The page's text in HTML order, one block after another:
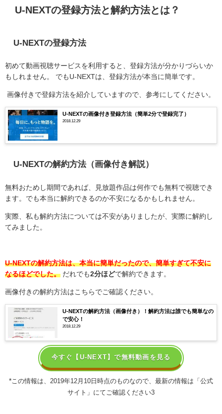
U-NEXTの登録方法と解約方法とは？
U-NEXTの登録方法
初めて動画視聴サービスを利用すると、登録方法が分かりづらいか
もしれません。
でも U-NEXTは、登録方法が本当に簡単です。
画像付きで登録方法を紹介していますので、参考にしてください。
U-NEXTの画像付き登録方法（簡単2分で登録完了）
2018.12.29
U-NEXTの解約方法（画像付き解説）
無料おためし期間であれば、見放題作品は何作でも無料で視聴でき
ます。でも本当に解約できるのか不安になるかもしれません。
実際、私も解約方法については不安がありましたが、実際に解約し
てみました。
U-NEXTの解約方法は、本当に簡単だったので、簡単すぎて不安に
なるほどでした。 だれでも2分ほどで解約できます。
画像付きの解約方法はこちらでご確認ください。
U-NEXTの解約方法（画像付き）！解約方法は誰でも簡単なの
で安心！
2018.12.29
今すぐ【U-NEXT】で無料動画を見る
* この情報は、2019年12月10日時点のものなので、最新の情報は「公式
サイト」にてご確認ください3